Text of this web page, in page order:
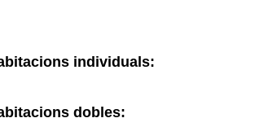
individuals:
dobles: